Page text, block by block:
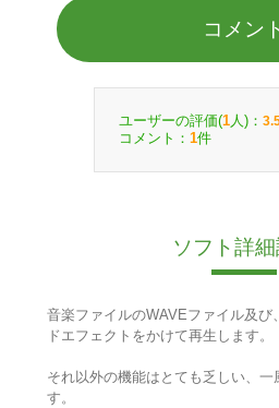
コメン
ユーザーの評価(1 人)：
コメント： 1件
ソフト詳細
音楽ファイルのWAVEファイル及び
ドエフェクトをかけて再生します。
それ以外の機能はとても乏しい、
す。